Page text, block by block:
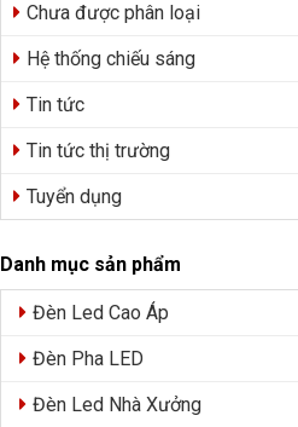
Chưa được phân loại
Hệ thống chiếu sáng
Tin tức
Tin tức thị trường
Tuyển dụng
Danh mục sản phẩm
Đèn Led Cao Áp
Đèn Pha LED
Đèn Led Nhà Xưởng